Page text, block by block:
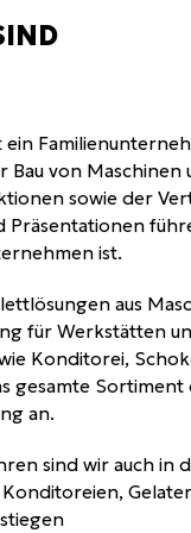
ein
Bau von Maschinen
sowie der
Präsentationen
ist.
aus
für Werkstätten
Konditorei,
gesamte Sortiment
an.
sind wir auch in